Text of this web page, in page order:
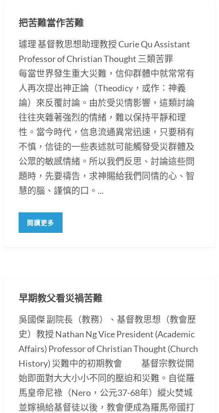
把苦難當作苦難
璩理 基督教思想助理教授 Curie Qu Assistant
Professor of Christian Thought 三類苦罪
每當世界發生重大災難，信仰群體中就常常有
人再次提出神正論（Theodicy，或作：神義
論）來反覆討論。由於受災情影響，這類討論
往往夾雜著強烈的情緒，難以保持平靜和理
性。當今時代，信息流通異常迅速，只要稍有
不慎，信徒的一些表述就可能觸發受災群體及
公眾的敏感情緒。所以我們反思、討論這些問
題時，先要禱告，求神賜給我們同情的心、智
慧的腦、謹慎的口。...
閱讀更多
早期教父看災禍苦難
吳國傑 副院長（教務）、基督教思想（教會歷
史）教授 Nathan Ng Vice President (Academic
Affairs) Professor of Christian Thought (Church
History) 災難中的初期教會 基督宗教從開
始即面對大大小小不同的壓迫和災難。自從羅
馬皇帝尼祿（Nero，公元37-68年）縱火焚城
並嫁禍給基督徒以後，教會便成為羅馬帝國打